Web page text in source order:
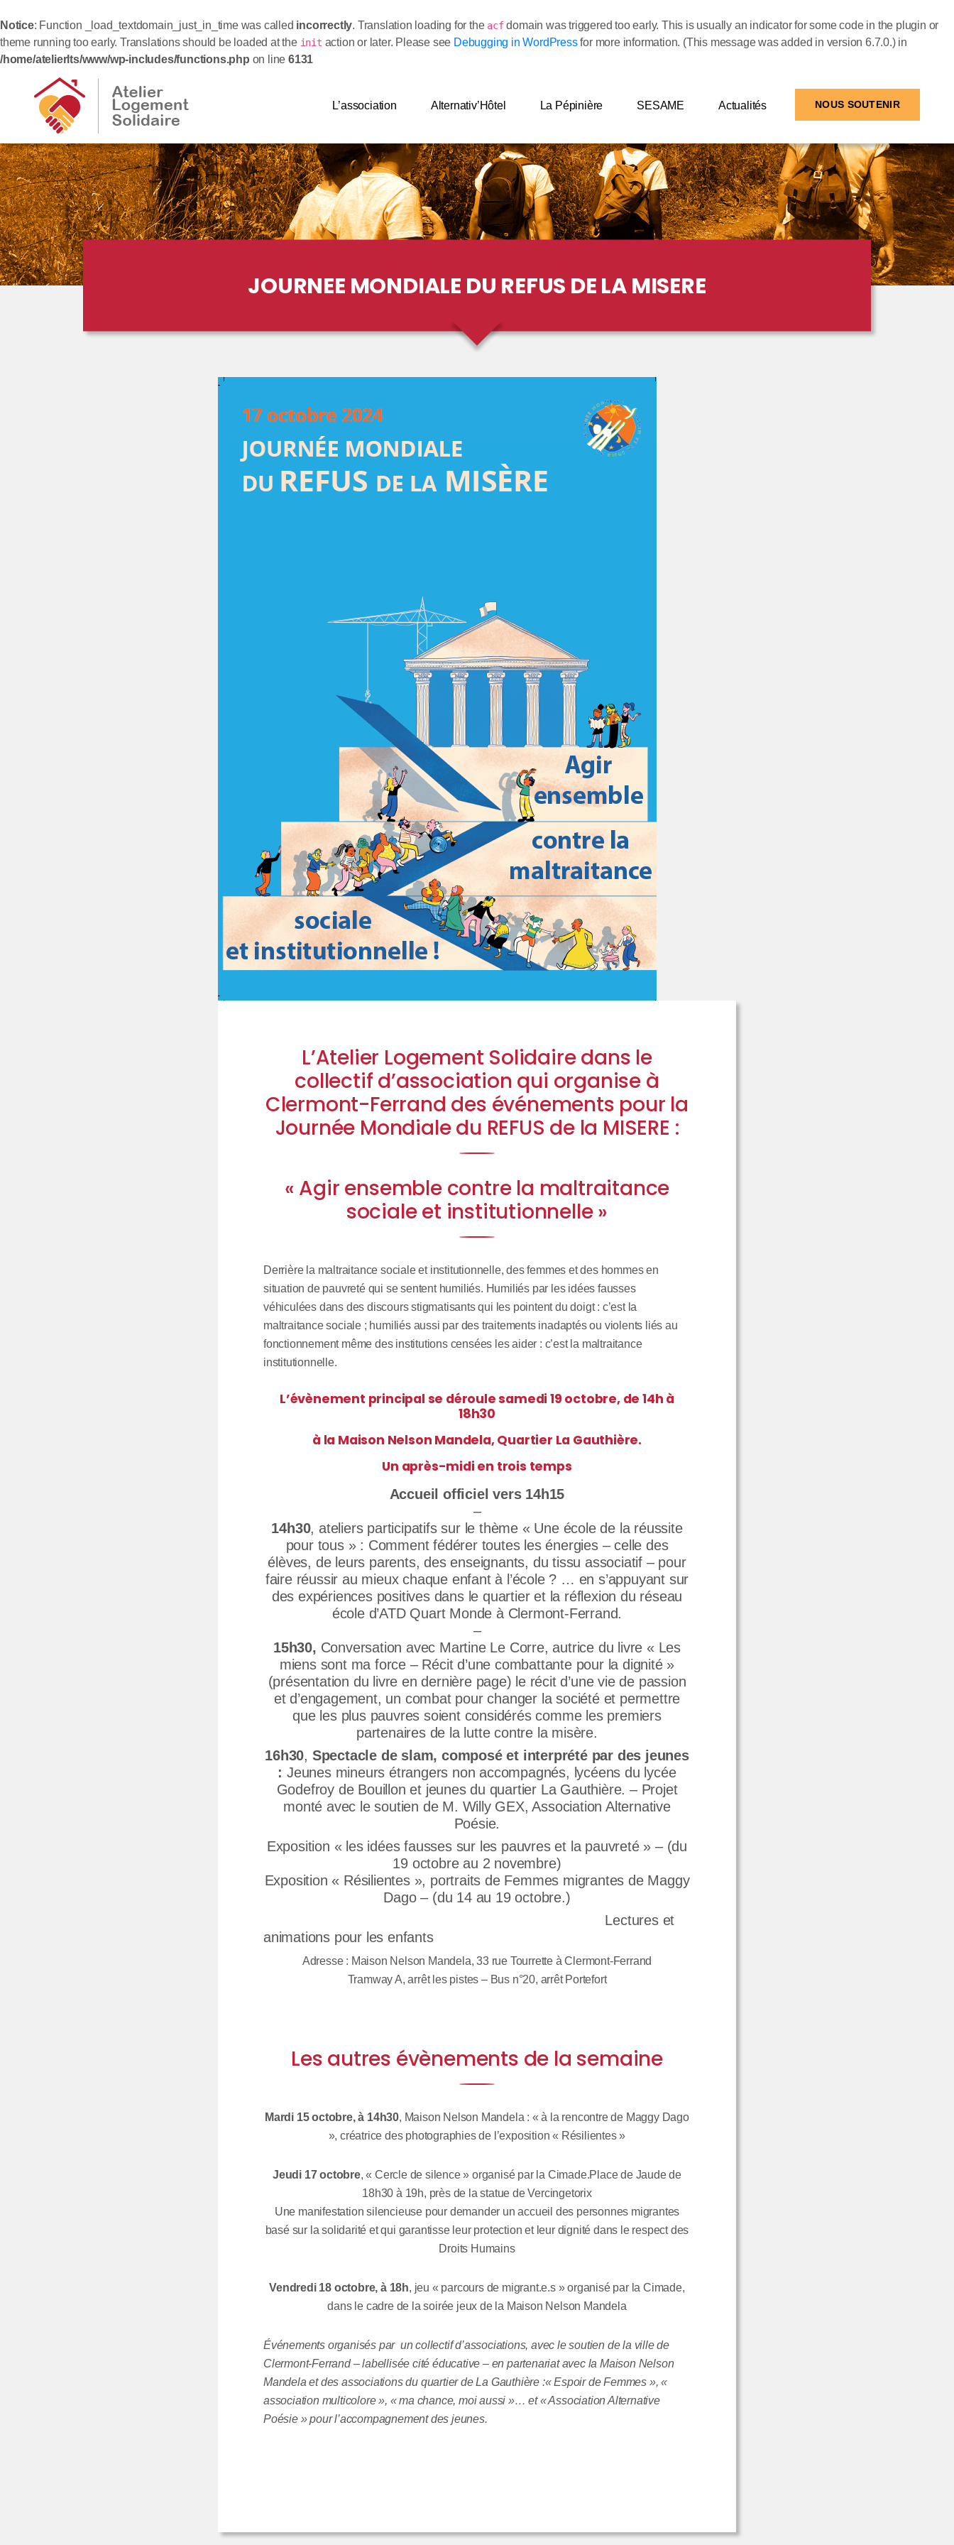
Notice: Function _load_textdomain_just_in_time was called incorrectly. Translation loading for the acfdomain was triggered too early. This is usually an indicator for some code in the plugin or
theme running too early. Translations should be loaded at the init action or later. Please see Debugging in WordPressfor more information. (This message was added in version 6.7.0.) in
/home/atelierlts/www/wp-includes/functions.php on line6131
L’association Alternativ’Hôtel La Pépinière SESAME Actualités NOUS SOUTENIR
JOURNEE MONDIALE DU REFUS DE LA MISERE
L’Atelier Logement Solidaire dans le
collectif d’association qui organise à
Clermont-Ferrand des événements pour la
Journée Mondiale du REFUS de la MISERE :
« Agir ensemble contre la maltraitance
sociale et institutionnelle »
Derrière la maltraitance sociale et institutionnelle, des femmes et des hommes en
situation de pauvreté qui se sentent humiliés. Humiliés par les idées fausses
véhiculées dans des discours stigmatisants qui les pointent du doigt : c’est la
maltraitance sociale ; humiliés aussi par des traitements inadaptés ou violents liés au
fonctionnement même des institutions censées les aider : c’est la maltraitance
institutionnelle.
L’évènement principal se déroule samedi 19 octobre, de 14h à
18h30
à la Maison Nelson Mandela, Quartier La Gauthière.
Un après-midi en trois temps
Accueil officiel vers 14h15
–
14h30, ateliers participatifs sur le thème « Une école de la réussite
pour tous » : Comment fédérer toutes les énergies – celle des
élèves, de leurs parents, des enseignants, du tissu associatif – pour
faire réussir au mieux chaque enfant à l’école ? … en s’appuyant sur
des expériences positives dans le quartier et la réflexion du réseau
école d’ATD Quart Monde à Clermont-Ferrand.
–
15h30, Conversation avec Martine Le Corre, autrice du livre « Les
miens sont ma force – Récit d’une combattante pour la dignité »
(présentation du livre en dernière page) le récit d’une vie de passion
et d’engagement, un combat pour changer la société et permettre
que les plus pauvres soient considérés comme les premiers
partenaires de la lutte contre la misère.
16h30, Spectacle de slam, composé et interprété par des jeunes
:Jeunes mineurs étrangers non accompagnés, lycéens du lycée
Godefroy de Bouillon et jeunes du quartier La Gauthière. – Projet
monté avec le soutien de M. Willy GEX, Association Alternative
Poésie.
Exposition « les idées fausses sur les pauvres et la pauvreté » – (du
19 octobre au 2 novembre)
Exposition « Résilientes », portraits de Femmes migrantes de Maggy
Dago – (du 14 au 19 octobre.)
Lectures et
animations pour les enfants
Adresse : Maison Nelson Mandela, 33 rue Tourrette à Clermont-Ferrand
Tramway A, arrêt les pistes – Bus n°20, arrêt Portefort
Les autres évènements de la semaine
Mardi 15 octobre, à 14h30, Maison Nelson Mandela : « à la rencontre de Maggy Dago
», créatrice des photographies de l’exposition « Résilientes »
Jeudi 17 octobre, « Cercle de silence » organisé par la Cimade.Place de Jaude de
18h30 à 19h, près de la statue de Vercingetorix
Une manifestation silencieuse pour demander un accueil des personnes migrantes
basé sur la solidarité et qui garantisse leur protection et leur dignité dans le respect des
Droits Humains
Vendredi 18 octobre, à 18h, jeu « parcours de migrant.e.s » organisé par la Cimade,
dans le cadre de la soirée jeux de la Maison Nelson Mandela
Événements organisés par un collectif d’associations, avec le soutien de la ville de
Clermont-Ferrand – labellisée cité éducative – en partenariat avec la Maison Nelson
Mandela et des associations du quartier de La Gauthière :« Espoir de Femmes », «
association multicolore », « ma chance, moi aussi »… et « Association Alternative
Poésie » pour l’accompagnement des jeunes.